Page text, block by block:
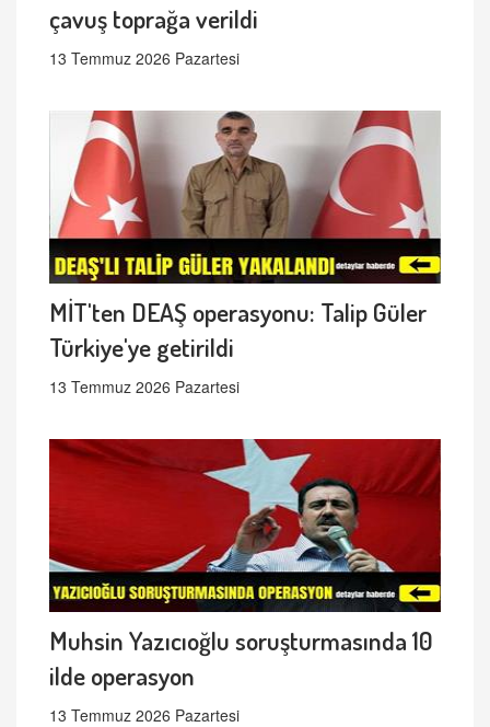
çavuş toprağa verildi
13 Temmuz 2026 Pazartesi
MİT'ten DEAŞ operasyonu: Talip Güler
Türkiye'ye getirildi
13 Temmuz 2026 Pazartesi
Muhsin Yazıcıoğlu soruşturmasında 10
ilde operasyon
13 Temmuz 2026 Pazartesi